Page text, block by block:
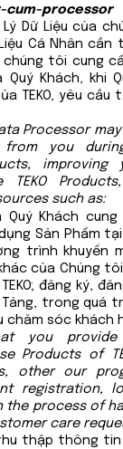
cum-processor
Lý Dữ Liệu của
Cá Nhân cần
tôi cung
Khách, khi
TEKO, yêu
Processor
from you
improving
TEKO
such as:
Quý Khách
Sản Phẩm tại
trình khuyến
của Chúng
đăng ký,
trong quá
chăm sóc khách
you
Products of
other our
registration,
the process of
care
thập thông